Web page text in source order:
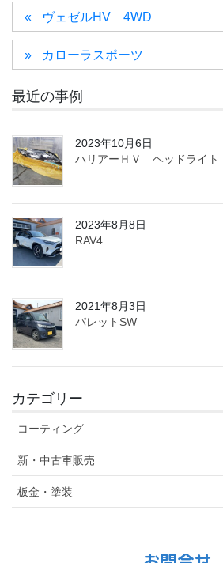
ヴェゼルHV 4WD
カローラスポーツ
最近の事例
2023年10月6日
ハリアーＨＶ ヘッドライト
2023年8月8日
RAV4
2021年8月3日
パレットSW
カテゴリー
コーティング
新・中古車販売
板金・塗装